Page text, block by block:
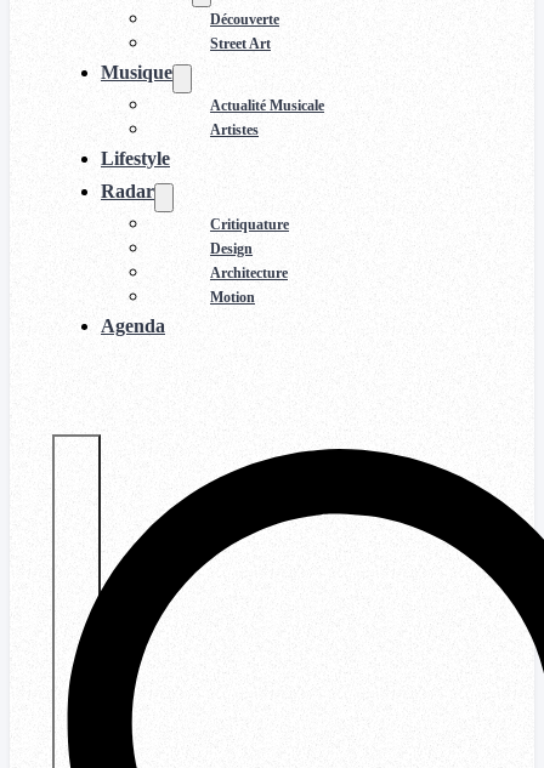
Découverte
Street Art
Musique
Actualité Musicale
Artistes
Lifestyle
Radar
Critiquature
Design
Architecture
Motion
Agenda